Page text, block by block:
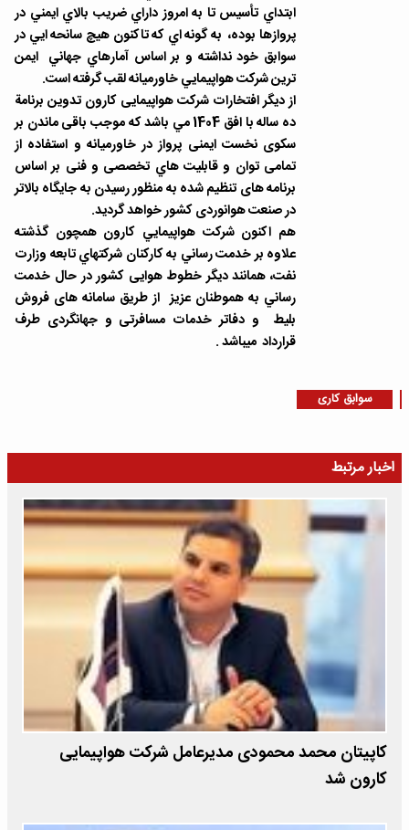
ابتداي تأسيس تا به امروز داراي ضريب بالاي ايمني در
پروازها بوده، به گونه اي كه تاكنون هيچ سانحه ايي در
سوابق خود نداشته و بر اساس آمارهاي جهاني ايمن
ترين شركت هواپيمايي خاورميانه لقب گرفته است.
از ديگر افتخارات شركت هواپيمايی كارون تدوين برنامة
ده ساله با افق 1404 مي باشد كه موجب باقی ماندن بر
سكوی نخست ايمنی پرواز در خاورميانه و استفاده از
تمامی توان و قابليت هاي تخصصی و فنی بر اساس
برنامه های تنظيم شده به منظور رسيدن به جايگاه بالاتر
در صنعت هوانوردی كشور خواهد گرديد.
هم اكنون شركت هواپيمايي كارون همچون گذشته
علاوه بر خدمت رساني به كاركنان شركتهاي تابعه وزارت
نفت، همانند ديگر خطوط هوايی كشور در حال خدمت
رساني به هموطنان عزيز از طريق سامانه های فروش
بليط و دفاتر خدمات مسافرتی و جهانگردی طرف
قرارداد ميباشد .
سوابق کاری
اخبار مرتبط
کاپیتان محمد محمودی مدیرعامل شرکت هواپیمایی
کارون شد